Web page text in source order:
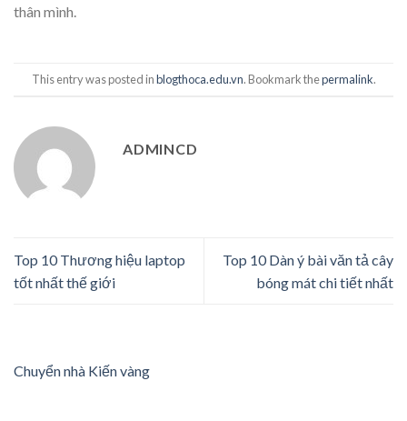
thân mình.
This entry was posted inblogthoca.edu.vn. Bookmark thepermalink.
ADMINCD
Top 10 Thương hiệu laptop
tốt nhất thế giới
Top 10 Dàn ý bài văn tả cây
bóng mát chi tiết nhất
Chuyển nhà Kiến vàng